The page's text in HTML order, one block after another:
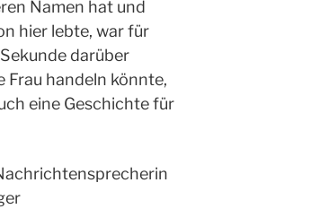
Namen hat und
hier lebte, war für
darüber
Frau handeln könnte,
eine Geschichte für